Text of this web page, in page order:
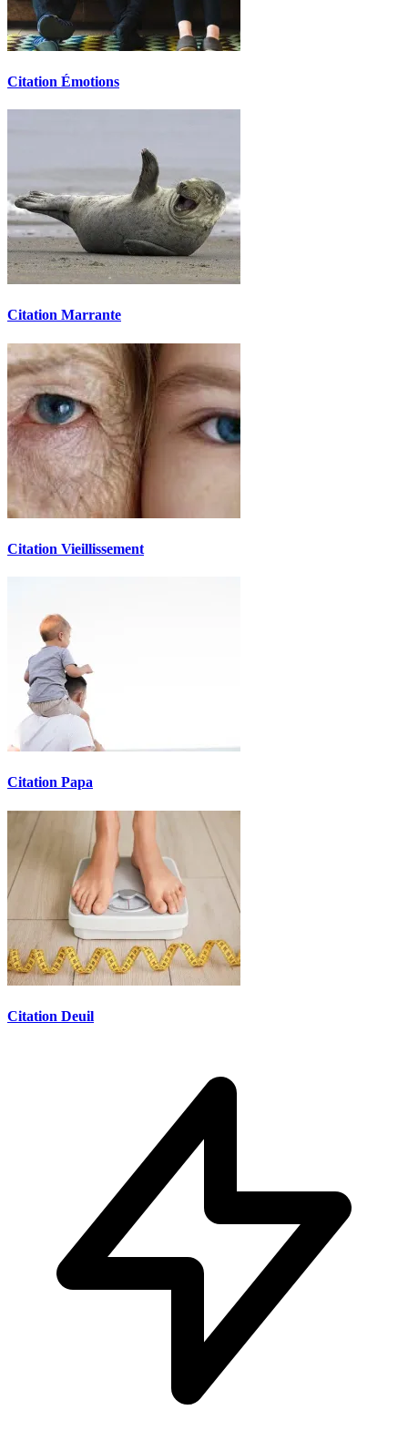
Citation Émotions
Citation Marrante
Citation Vieillissement
Citation Papa
Citation Deuil